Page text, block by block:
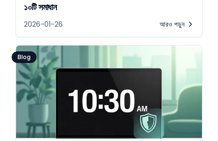
১০টি সমাধান
2026-01-26 আরও পড়ুন
Blog